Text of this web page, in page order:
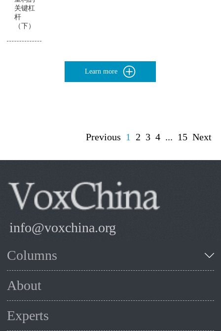
关键杠
杆
（下）
Learn more
Previous 1 2 3 4 ... 15 Next
info@voxchina.org
Columns
About
Experts